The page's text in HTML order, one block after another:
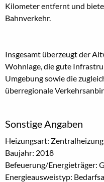
Kilometer entfernt und
Bahnverkehr.
Insgesamt überzeugt der
Wohnlage, die gute
Umgebung sowie die
überregionale
Sonstige Angaben
Heizungsart: Zentralheizung
Baujahr: 2018
Befeuerung/Energieträger:
Energieausweistyp: